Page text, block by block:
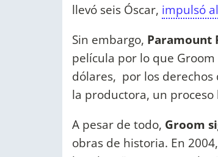
llevó seis Óscar, impulsó
Sin embargo, Paramount
película por lo que
dólares, por los
la productora, un
A pesar de todo, Groom
obras de historia. En